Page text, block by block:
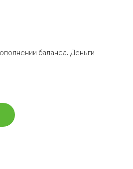
баланса. Деньги